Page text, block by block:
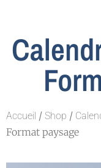
Accueil / Shop /
Format paysage